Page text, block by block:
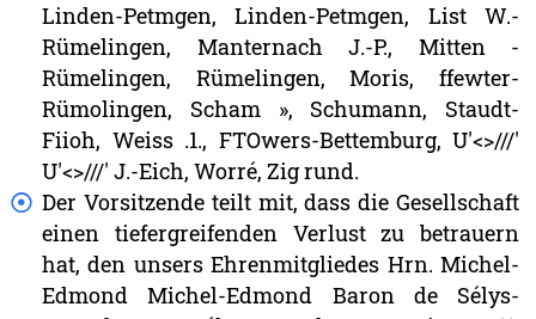
Linden-Petmgen,Linden-Petmgen, ListW.-
Rümelingen, Manternach J.-P., Mitten -
Rümelingen, Rümelingen,Moris,ffewter-
Rümolingen, Scham », Schumann, Staudt-
Fiioh, Weiss .1., FTOwers-Bettemburg, U'<>///'
U'<>///' J.-Eich, Worré, Zigrund.
Der Vorsitzende teilt mit,dassdieGesellschaft
einen tiefergreifenden Verlustzubetrauern
hat,den unsersEhrenmitgliedes Hrn.Michel-
EdmondMichel-Edmond Baron de Sélys-